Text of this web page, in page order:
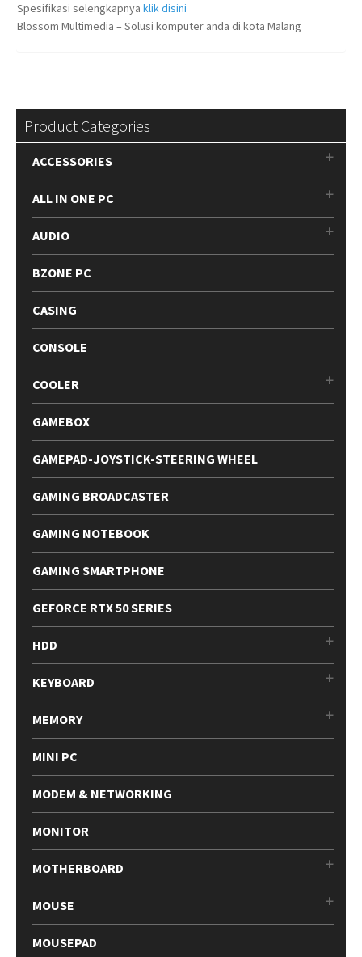
Spesifikasi selengkapnya klik disini
Blossom Multimedia – Solusi komputer anda di kota Malang
Product Categories
ACCESSORIES
ALL IN ONE PC
AUDIO
BZONE PC
CASING
CONSOLE
COOLER
GAMEBOX
GAMEPAD-JOYSTICK-STEERING WHEEL
GAMING BROADCASTER
GAMING NOTEBOOK
GAMING SMARTPHONE
GEFORCE RTX 50 SERIES
HDD
KEYBOARD
MEMORY
MINI PC
MODEM & NETWORKING
MONITOR
MOTHERBOARD
MOUSE
MOUSEPAD